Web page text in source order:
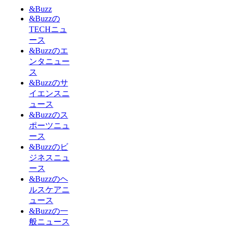
&Buzz
&Buzzの
TECHニュ
ース
&Buzzのエ
ンタニュー
ス
&Buzzのサ
イエンスニ
ュース
&Buzzのス
ポーツニュ
ース
&Buzzのビ
ジネスニュ
ース
&Buzzのヘ
ルスケアニ
ュース
&Buzzの一
般ニュース